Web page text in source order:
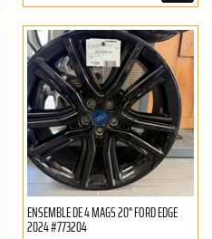
ENSEMBLE DE 4 MAGS 20" FORD EDGE
2024 #773204